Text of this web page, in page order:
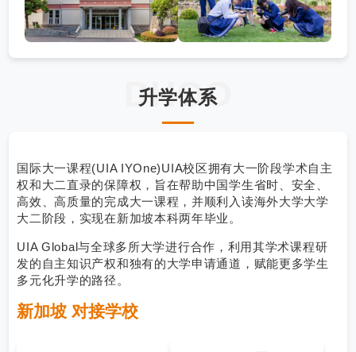
DHOO
升学体系
国际大一课程(UIA IYOne)UIA校区拥有大一阶段学术自主
权和大二直录的保障权，旨在帮助中国学生省时、安全、
高效、高质量的完成大一课程，并顺利入读海外大学大学
大二阶段，实现在新加坡本科两年毕业。
UIA Global与全球多所大学进行合作，利用其学术课程研
发的自主知识产权和独有的大学申请通道，赋能更多学生
多元化升学的路径。
新加坡 对接学校